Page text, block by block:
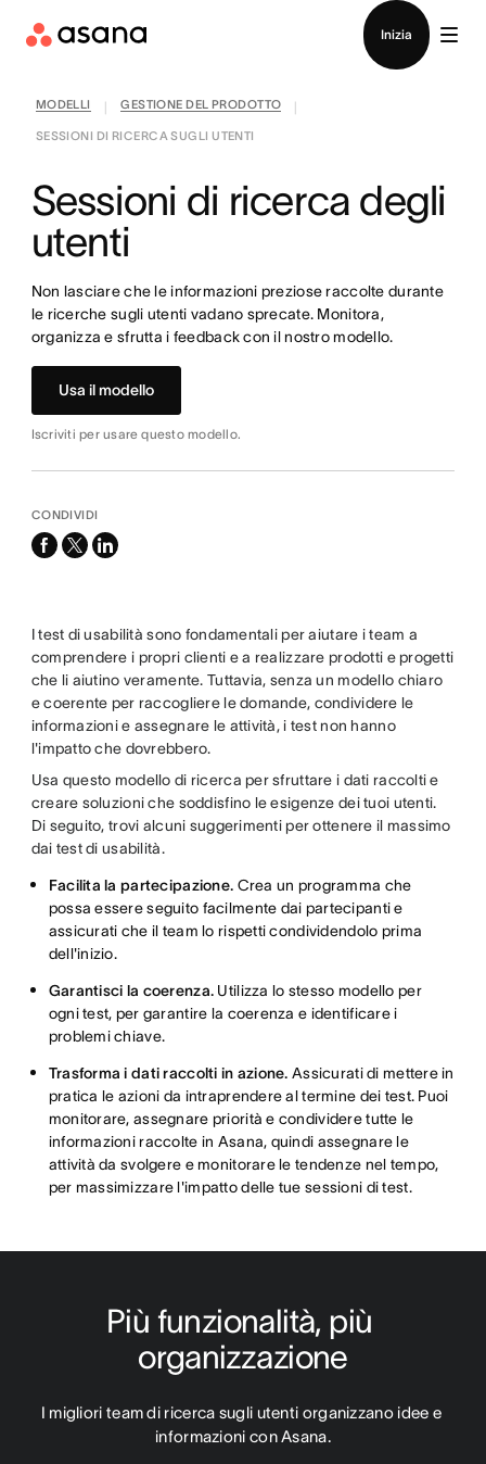
Inizia
MODELLI GESTIONE DEL PRODOTTO
SESSIONI DI RICERCA SUGLI UTENTI
Sessioni di ricerca degli
utenti
Non lasciare che le informazioni preziose raccolte durante
le ricerche sugli utenti vadano sprecate. Monitora,
organizza e sfrutta i feedback con il nostro modello.
Usa il modello
Iscriviti per usare questo modello.
CONDIVIDI
facebook
x-
linkedin
I test di usabilità sono fondamentali per aiutare i team a
comprendere i propri clienti e a realizzare prodotti e progetti
che li aiutino veramente. Tuttavia, senza un modello chiaro
e coerente per raccogliere le domande, condividere le
informazioni e assegnare le attività, i test non hanno
l'impatto che dovrebbero.
Usa questo modello di ricerca per sfruttare i dati raccolti e
creare soluzioni che soddisfino le esigenze dei tuoi utenti.
Di seguito, trovi alcuni suggerimenti per ottenere il massimo
dai test di usabilità.
Facilita la partecipazione. Crea un programma che
possa essere seguito facilmente dai partecipanti e
assicurati che il team lo rispetti condividendolo prima
dell'inizio.
Garantisci la coerenza. Utilizza lo stesso modello per
ogni test, per garantire la coerenza e identificare i
problemi chiave.
Trasforma i dati raccolti in azione.Assicurati di mettere in
pratica le azioni da intraprendere al termine dei test. Puoi
monitorare, assegnare priorità e condividere tutte le
informazioni raccolte in Asana, quindi assegnare le
attività da svolgere e monitorare le tendenze nel tempo,
per massimizzare l'impatto delle tue sessioni di test.
Più funzionalità, più
organizzazione
I migliori team di ricerca sugli utenti organizzano idee e
informazioni con Asana.